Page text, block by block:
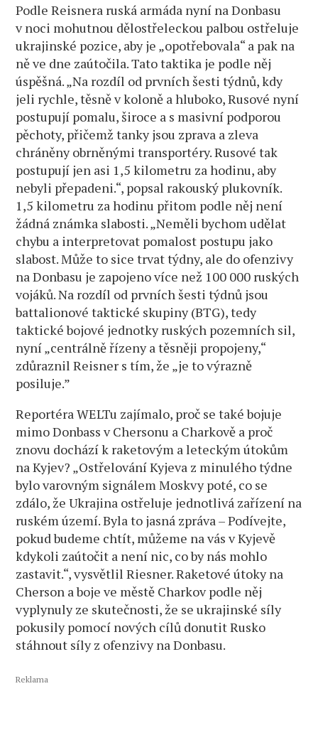
Podle Reisnera ruská armáda nyní na Donbasu
v noci mohutnou dělostřeleckou palbou ostřeluje
ukrajinské pozice, aby je „opotřebovala“ a pak na
ně ve dne zaútočila. Tato taktika je podle něj
úspěšná. „Na rozdíl od prvních šesti týdnů, kdy
jeli rychle, těsně v koloně a hluboko, Rusové nyní
postupují pomalu, široce a s masivní podporou
pěchoty, přičemž tanky jsou zprava a zleva
chráněny obrněnými transportéry. Rusové tak
postupují jen asi 1,5 kilometru za hodinu, aby
nebyli přepadeni.“, popsal rakouský plukovník.
1,5 kilometru za hodinu přitom podle něj není
žádná známka slabosti. „Neměli bychom udělat
chybu a interpretovat pomalost postupu jako
slabost. Může to sice trvat týdny, ale do ofenzivy
na Donbasu je zapojeno více než 100 000 ruských
vojáků. Na rozdíl od prvních šesti týdnů jsou
battalionové taktické skupiny (BTG), tedy
taktické bojové jednotky ruských pozemních sil,
nyní „centrálně řízeny a těsněji propojeny,“
zdůraznil Reisner s tím, že „je to výrazně
posiluje.”
Reportéra WELTu zajímalo, proč se také bojuje
mimo Donbass v Chersonu a Charkově a proč
znovu dochází k raketovým a leteckým útokům
na Kyjev? „Ostřelování Kyjeva z minulého týdne
bylo varovným signálem Moskvy poté, co se
zdálo, že Ukrajina ostřeluje jednotlivá zařízení na
ruském území. Byla to jasná zpráva – Podívejte,
pokud budeme chtít, můžeme na vás v Kyjevě
kdykoli zaútočit a není nic, co by nás mohlo
zastavit.“, vysvětlil Riesner. Raketové útoky na
Cherson a boje ve městě Charkov podle něj
vyplynuly ze skutečnosti, že se ukrajinské síly
pokusily pomocí nových cílů donutit Rusko
stáhnout síly z ofenzivy na Donbasu.
Reklama